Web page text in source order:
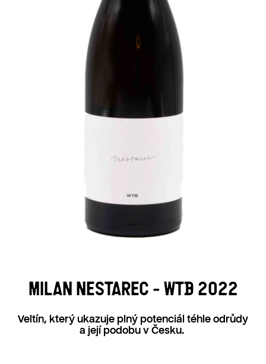
MILAN NESTAREC - WTB 2022
Veltín, který ukazuje plný potenciál téhle odrůdy
a její podobu v Česku.